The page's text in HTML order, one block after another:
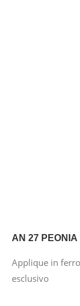
AN 27 PEONIA
Applique in
esclusivo